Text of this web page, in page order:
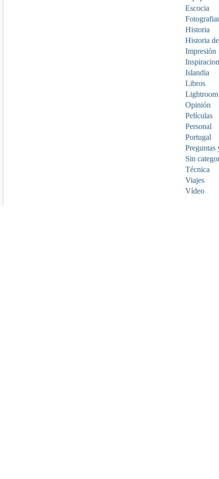
Escocia
Historia
Historia
Impresión
Islandia
Libros
Lightroom
Opinión
Películas
Personal
Portugal
Preguntas
Sin
Técnica
Viajes
Vídeo